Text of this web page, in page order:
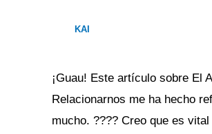
KAI
¡Guau! Este artículo sobre El
Relacionarnos me ha hecho
mucho. ???? Creo que es vital